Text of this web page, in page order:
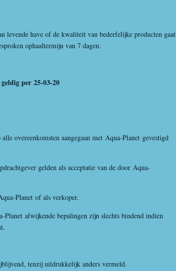
levende have of de kwaliteit van bederfelijke producten gaat
ophaaltermijn van 7 dagen.
per 25-03-20
overeenkomsten aangegaan met Aqua-Planet gevestigd
gelden als acceptatie van de door Aqua-
Planet of als verkoper.
Planet afwijkende bepalingen zijn slechts bindend indien
tenzij uitdrukkelijk anders vermeld.